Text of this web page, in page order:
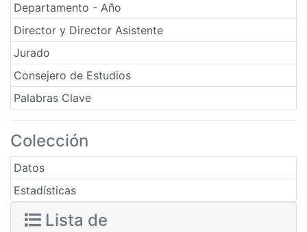
Departamento - Año
Director y Director Asistente
Jurado
Consejero de Estudios
Palabras Clave
Colección
Datos
Estadísticas
Lista de